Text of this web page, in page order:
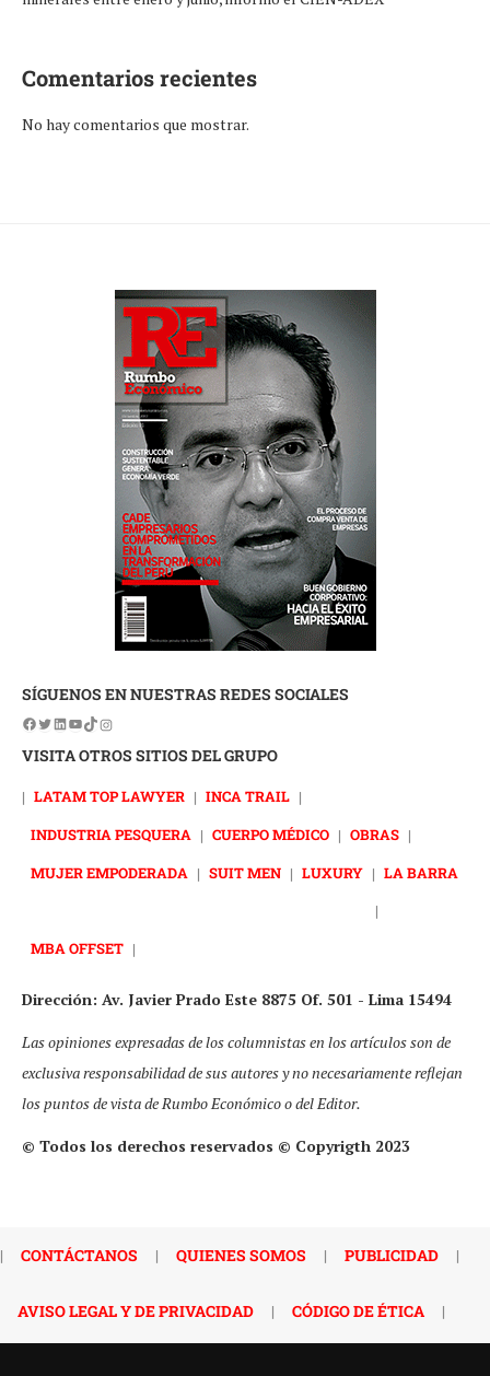
Comentarios recientes
No hay comentarios que mostrar.
SÍGUENOS EN NUESTRAS REDES SOCIALES
VISITA OTROS SITIOS DEL GRUPO
| LATAM TOP LAWYER | INCA TRAIL |
INDUSTRIA PESQUERA | CUERPO MÉDICO | OBRAS |
MUJER EMPODERADA | SUIT MEN | LUXURY | LA BARRA
|
MBA OFFSET |
Dirección: Av. Javier Prado Este 8875 Of. 501 - Lima 15494
Las opiniones expresadas de los columnistas en los artículos son de
exclusiva responsabilidad de sus autores y no necesariamente reflejan
los puntos de vista de Rumbo Económico o del Editor.
© Todos los derechos reservados © Copyrigth 2023
| CONTÁCTANOS | QUIENES SOMOS | PUBLICIDAD |
AVISO LEGAL Y DE PRIVACIDAD | CÓDIGO DE ÉTICA |